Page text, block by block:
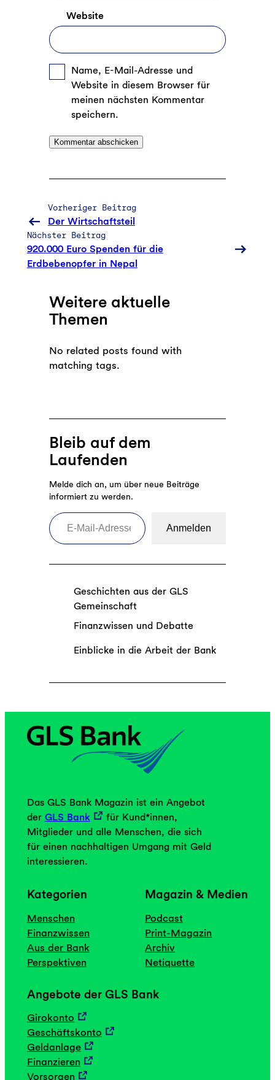
Website
Name, E-Mail-Adresse und
Website in diesem Browser für
meinen nächsten Kommentar
speichern.
Vorheriger Beitrag
Der Wirtschaftsteil
Nächster Beitrag
920.000 Euro Spenden für die
Erdbebenopfer in Nepal
Weitere aktuelle
Themen
No related posts found with
matching tags.
Bleib auf dem
Laufenden
Melde dich an, um über neue Beiträge
informiert zu werden.
E-Mail-Adresse eingeben
Anmelden
Geschichten aus der GLS
Gemeinschaft
Finanzwissen und Debatte
Einblicke in die Arbeit der Bank
Das GLS Bank Magazin ist ein Angebot
der GLS Bank
für Kund*innen,
Mitglieder und alle Menschen, die sich
für einen nachhaltigen Umgang mit Geld
interessieren.
Kategorien
Menschen
Finanzwissen
Aus der Bank
Perspektiven
Magazin & Medien
Podcast
Print-Magazin
Archiv
Netiquette
Angebote der GLS Bank
Girokonto
Geschäftskonto
Geldanlage
Finanzieren
Vorsorgen